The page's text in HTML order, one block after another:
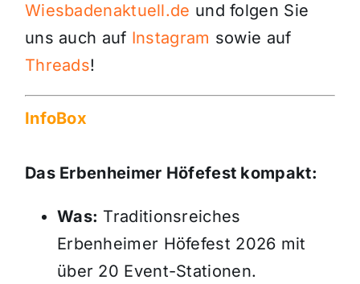
Wiesbadenaktuell.de und folgen Sie
uns auch auf Instagram sowie auf
Threads!
InfoBox
Das Erbenheimer Höfefest kompakt:
Was: Traditionsreiches
Erbenheimer Höfefest 2026 mit
über 20 Event-Stationen.